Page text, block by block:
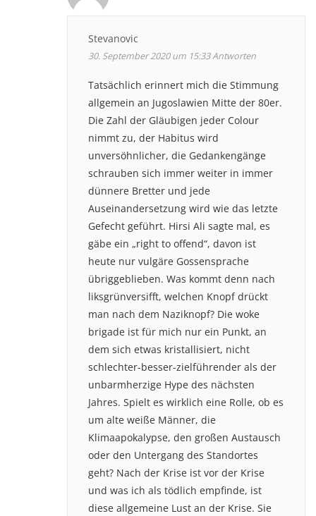
Stevanovic
30. September 2020 um 15:33Antworten
Tatsächlich erinnert mich die Stimmung
allgemein an Jugoslawien Mitte der 80er.
Die Zahl der Gläubigen jeder Colour
nimmt zu, der Habitus wird
unversöhnlicher, die Gedankengänge
schrauben sich immer weiter in immer
dünnere Bretter und jede
Auseinandersetzung wird wie das letzte
Gefecht geführt. Hirsi Ali sagte mal, es
gäbe ein „right to offend“, davon ist
heute nur vulgäre Gossensprache
übriggeblieben. Was kommt denn nach
liksgrünversifft, welchen Knopf drückt
man nach dem Naziknopf? Die woke
brigade ist für mich nur ein Punkt, an
dem sich etwas kristallisiert, nicht
schlechter-besser-zielführender als der
unbarmherzige Hype des nächsten
Jahres. Spielt es wirklich eine Rolle, ob es
um alte weiße Männer, die
Klimaapokalypse, den großen Austausch
oder den Untergang des Standortes
geht? Nach der Krise ist vor der Krise
und was ich als tödlich empfinde, ist
diese allgemeine Lust an der Krise. Sie